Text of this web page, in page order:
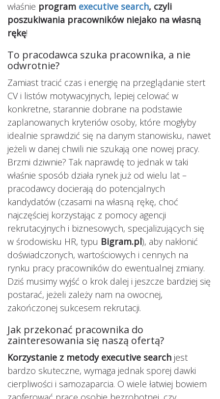
właśnie program executive search, czyli
poszukiwania pracowników niejako na własną
rękę!
To pracodawca szuka pracownika, a nie
odwrotnie?
Zamiast tracić czas i energię na przeglądanie stert
CV i listów motywacyjnych, lepiej celować w
konkretne, starannie dobrane na podstawie
zaplanowanych kryteriów osoby, które mogłyby
idealnie sprawdzić się na danym stanowisku, nawet
jeżeli w danej chwili nie szukają one nowej pracy.
Brzmi dziwnie? Tak naprawdę to jednak w taki
właśnie sposób działa rynek już od wielu lat –
pracodawcy docierają do potencjalnych
kandydatów (czasami na własną rękę, choć
najczęściej korzystając z pomocy agencji
rekrutacyjnych i biznesowych, specjalizujących się
w środowisku HR, typu Bigram.pl), aby nakłonić
doświadczonych, wartościowych i cennych na
rynku pracy pracowników do ewentualnej zmiany.
Dziś musimy wyjść o krok dalej i jeszcze bardziej się
postarać, jeżeli zależy nam na owocnej,
zakończonej sukcesem rekrutacji.
Jak przekonać pracownika do
zainteresowania się naszą ofertą?
Korzystanie z metody executive search jest
bardzo skuteczne, wymaga jednak sporej dawki
cierpliwości i samozaparcia. O wiele łatwiej bowiem